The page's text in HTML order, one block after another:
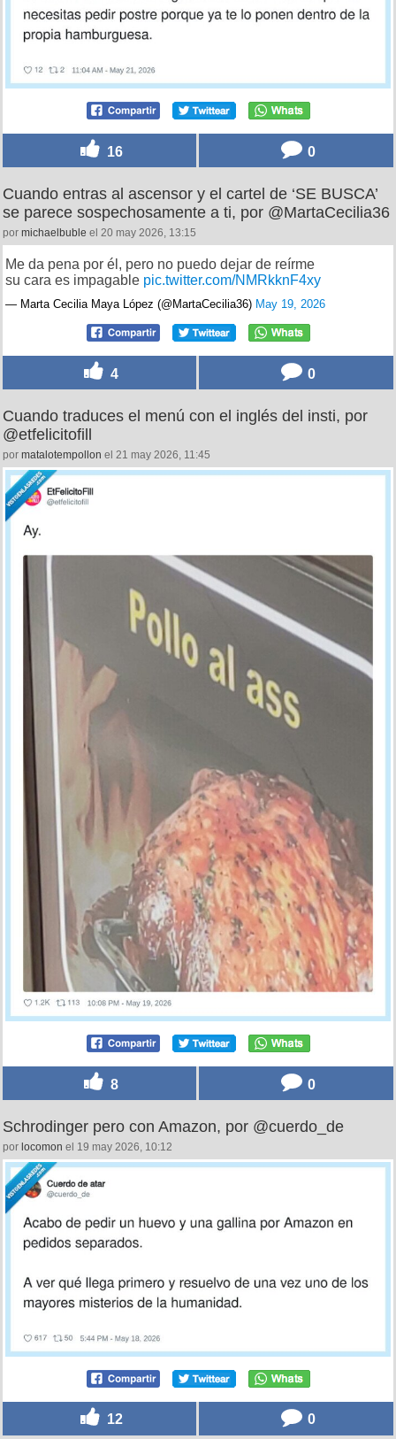
16 0
Cuando entras al ascensor y el cartel de ‘SE BUSCA’
se parece sospechosamente a ti, por @MartaCecilia36
por michaelbuble el 20 may 2026, 13:15
Me da pena por él, pero no puedo dejar de reírme
su cara es impagable pic.twitter.com/NMRkknF4xy
— Marta Cecilia Maya López (@MartaCecilia36) May 19, 2026
4 0
Cuando traduces el menú con el inglés del insti, por
@etfelicitofill
por matalotempollon el 21 may 2026, 11:45
8 0
Schrodinger pero con Amazon, por @cuerdo_de
por locomon el 19 may 2026, 10:12
12 0